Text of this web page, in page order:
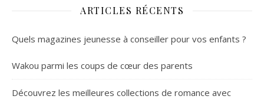
ARTICLES RÉCENTS
Quels magazines jeunesse à conseiller pour vos enfants ?
Wakou parmi les coups de cœur des parents
Découvrez les meilleures collections de romance avec